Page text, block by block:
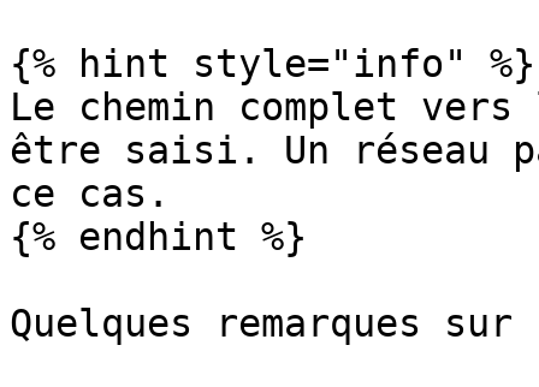
{% hint style="info" %}
Le chemin complet
être saisi. Un réseau
ce cas.
{% endhint %}
Quelques remarques